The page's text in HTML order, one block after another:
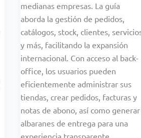
medianas empresas. La guía
aborda la gestión de pedidos,
catálogos, stock, clientes,
y más, facilitando la expansión
internacional. Con acceso al back-
office, los usuarios pueden
eficientemente administrar sus
tiendas, crear pedidos, facturas y
notas de abono, así como generar
albaranes de entrega para una